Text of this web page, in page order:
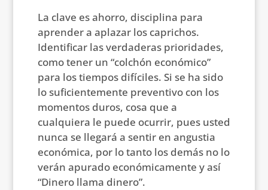
La clave es ahorro, disciplina para
aprender a aplazar los caprichos.
Identificar las verdaderas prioridades,
como tener un “colchón económico”
para los tiempos difíciles. Si se ha sido
lo suficientemente preventivo con los
momentos duros, cosa que a
cualquiera le puede ocurrir, pues usted
nunca se llegará a sentir en angustia
económica, por lo tanto los demás no lo
verán apurado económicamente y así
“Dinero llama dinero”.